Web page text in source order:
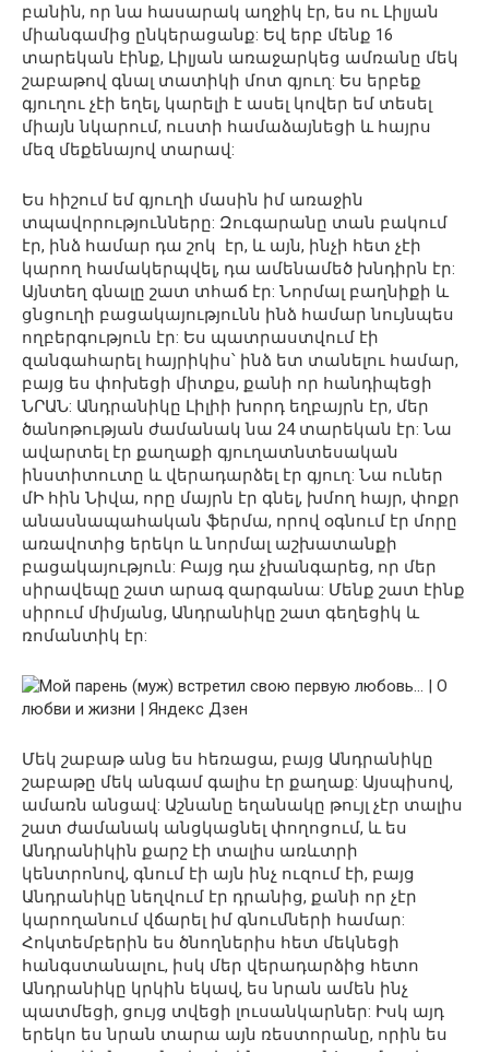
բանին, որ նա հասարակ աղջիկ էր, ես ու Լիլյան
միանգամից ընկերացանք: Եվ երբ մենք 16
տարեկան էինք, Լիլյան առաջարկեց ամռանը մեկ
շաբաթով գնալ տատիկի մոտ գյուղ: Ես երբեք
գյուղու չէի եղել, կարելի է ասել կովեր եմ տեսել
միայն նկարում, ուստի համաձայնեցի և հայրս
մեզ մեքենայով տարավ:
Ես հիշում եմ գյուղի մասին իմ առաջին
տպավորությունները: Զուգարանը տան բակում
էր, ինձ համար դա շոկ էր, և այն, ինչի հետ չէի
կարող համակերպվել, դա ամենամեծ խնդիրն էր:
Այնտեղ գնալը շատ տհաճ էր: Նորմալ բաղնիքի և
ցնցուղի բացակայությունն ինձ համար նույնպես
ողբերգություն էր: Ես պատրաստվում էի
զանգահարել հայրիկիս՝ ինձ ետ տանելու համար,
բայց ես փոխեցի միտքս, քանի որ հանդիպեցի
ՆՐԱՆ: Անդրանիկը Լիլիի խորդ եղբայրն էր, մեր
ծանոթության ժամանակ նա 24 տարեկան էր: Նա
ավարտել էր քաղաքի գյուղատնտեսական
ինստիտուտը և վերադարձել էր գյուղ: Նա ուներ
մԻ հին Նիվա, որը մայրն էր գնել, խմող հայր, փոքր
անասնապահական ֆերմա, որով օգնում էր մորը
առավոտից երեկո և նորմալ աշխատանքի
բացակայություն: Բայց դա չխանգարեց, որ մեր
սիրավեպը շատ արագ զարգանա: Մենք շատ էինք
սիրում միմյանց, Անդրանիկը շատ գեղեցիկ և
ռոմանտիկ էր:
Մեկ շաբաթ անց ես հեռացա, բայց Անդրանիկը
շաբաթը մեկ անգամ գալիս էր քաղաք: Այսպիսով,
ամառն անցավ: Աշնանը եղանակը թույլ չէր տալիս
շատ ժամանակ անցկացնել փողոցում, և ես
Անդրանիկին քարշ էի տալիս առևտրի
կենտրոնով, գնում էի այն ինչ ուզում էի, բայց
Անդրանիկը նեղվում էր դրանից, քանի որ չէր
կարողանում վճարել իմ գնումների համար:
Հոկտեմբերին ես ծնողներիս հետ մեկնեցի
հանգստանալու, իսկ մեր վերադարձից հետո
Անդրանիկը կրկին եկավ, ես նրան ամեն ինչ
պատմեցի, ցույց տվեցի լուսանկարներ: Իսկ այդ
երեկո ես նրան տարա այն ռեստորանը, որին ես